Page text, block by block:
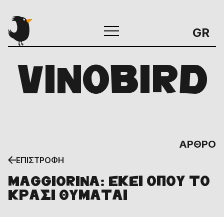
GR
VINOBIRD
ΕΠΙΣΤΡΟΦΗ
ΑΡΘΡΟ
MAGGIORINA: ΕΚΕΙ ΟΠΟΥ ΤΟ
ΚΡΑΣΙ ΘΥΜΑΤΑΙ